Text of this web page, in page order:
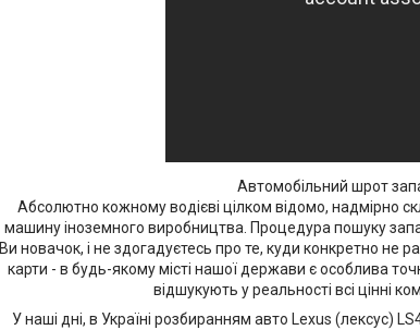
Автомобільний шрот
Абсолютно кожному водієві цілком відомо, надмірно
машину іноземного виробництва. Процедура пошуку
Ви новачок, і не здогадуєтесь про те, куди конкретно
карти - в будь-якому місті нашої держави є особлива
відшукують у реальності всі цінні
У наші дні, в Україні розбиранням авто Lexus (лексус)